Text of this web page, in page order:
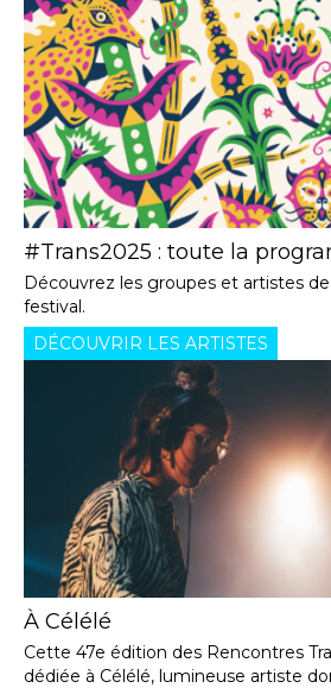
#Trans2025 : toute la
Découvrez les groupes et artistes
festival.
DÉCOUVRIR LES ARTISTES
À Célélé
Cette 47e édition des Rencontres
dédiée à Célélé, lumineuse artiste